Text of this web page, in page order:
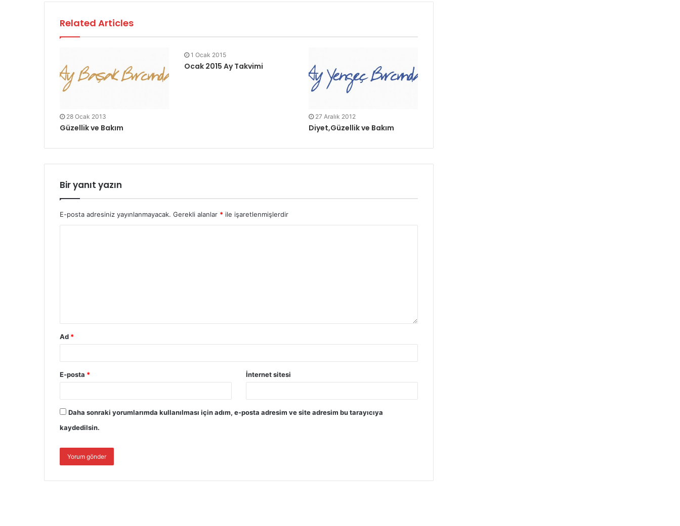
Related Articles
28 Ocak 2013
Güzellik ve Bakım
1 Ocak 2015
Ocak 2015 Ay Takvimi
27 Aralık 2012
Diyet,Güzellik ve Bakım
Bir yanıt yazın
E-posta adresiniz yayınlanmayacak. Gerekli alanlar * ile işaretlenmişlerdir
Ad *
E-posta * İnternet sitesi
Daha sonraki yorumlarımda kullanılması için adım, e-posta adresim ve site adresim bu tarayıcıya
kaydedilsin.